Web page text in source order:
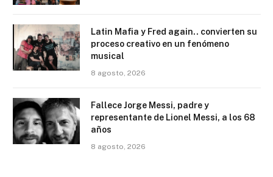
Latin Mafia y Fred again.. convierten su
proceso creativo en un fenómeno
musical
8 agosto, 2026
Fallece Jorge Messi, padre y
representante de Lionel Messi, a los 68
años
8 agosto, 2026